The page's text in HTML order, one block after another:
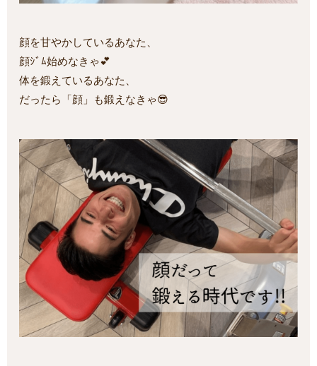
顔を甘やかしているあなた、
顔ｼﾞﾑ始めなきゃ💕
体を鍛えているあなた、
だったら「顔」も鍛えなきゃ😎